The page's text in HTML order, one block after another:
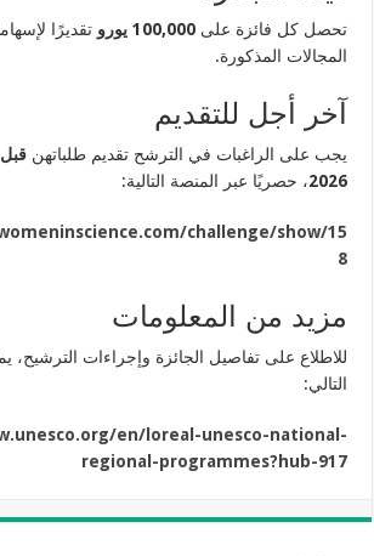
تحصل كل فائزة على100,000 يورو
تقديرًا
المجالات المذكورة.
آخر أجل للتقديم
يجب على الراغبات في الترشح تقديم طلباتهن
2026، حصريًا عبر المنصة التالية:
challenge/show/15
8
مزيد من المعلومات
للاطلاع على تفاصيل الجائزة وإجراءات الترشيح،
التالي:
en/loreal-unesco-national-
regional-programmes?hub-917